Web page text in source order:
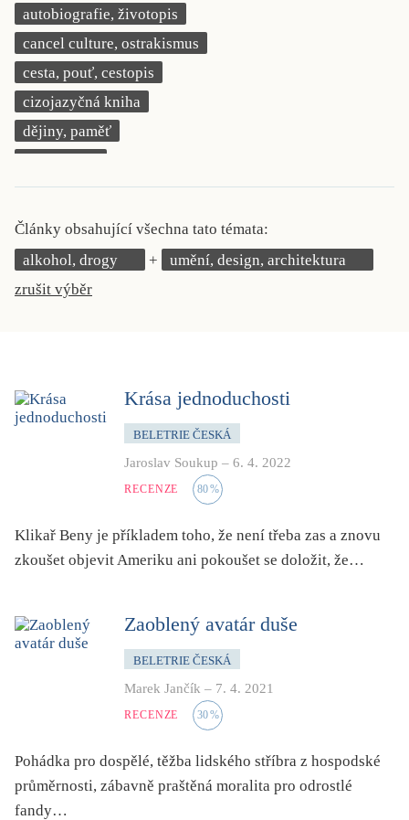
autobiografie, životopis
cancel culture, ostrakismus
cesta, pouť, cestopis
cizojazyčná kniha
dějiny, paměť
deník, korespondence, svědectví
děti 0 až 3 roky
dezinformace, extremismus
divadlo
ekologie, klimatická změna
encyklopedie, slovník
erotica
exil, migrace
horor, thriller
Články obsahující všechna tato témata:
alkohol, drogy
umění, design, architektura
zrušit výběr
Krása jednoduchosti
BELETRIE ČESKÁ
Jaroslav Soukup – 6. 4. 2022
RECENZE 80%
Klikař Beny je příkladem toho, že není třeba zas a znovu
zkoušet objevit Ameriku ani pokoušet se doložit, že…
Zaoblený avatár duše
BELETRIE ČESKÁ
Marek Jančík – 7. 4. 2021
RECENZE 30%
Pohádka pro dospělé, těžba lidského stříbra z hospodské
průměrnosti, zábavně praštěná moralita pro odrostlé
fandy…